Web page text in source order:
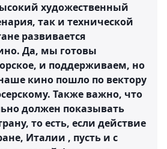
художественный
так и технической
развивается
Да, мы готовы
и поддерживаем, но
кино пошло по вектору
Также важно, что
должен показывать
то есть, если действие
Италии , пусть и с